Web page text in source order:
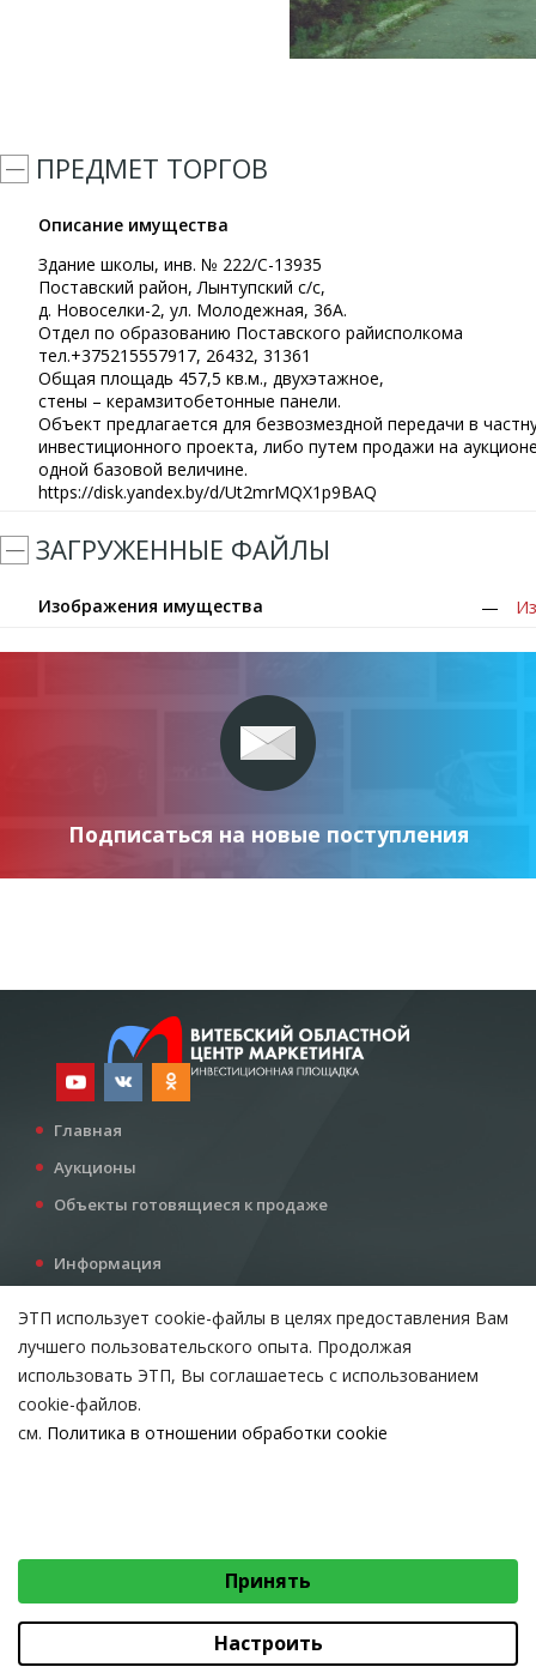
ПРЕДМЕТ ТОРГОВ
Описание имущества
Здание школы, инв. № 222/С-13935
Поставский район, Лынтупский с/с,
д. Новоселки-2, ул. Молодежная, 36А.
Отдел по образованию Поставского райисполкома
тел.+375215557917, 26432, 31361
Общая площадь 457,5 кв.м., двухэтажное,
стены – керамзитобетонные панели.
Объект предлагается для безвозмездной передачи в
инвестиционного проекта, либо путем продажи на
одной базовой величине.
https://disk.yandex.by/d/Ut2mrMQX1p9BAQ
ЗАГРУЖЕННЫЕ ФАЙЛЫ
Изображения имущества
Подписаться на новые поступления
Главная
Аукционы
Объекты готовящиеся к продаже
Информация
Все для инвестора
Контакты
Возникли вопросы?
© 2026 Коммунальное консалтинговое унитарное предприятие
«Витебский областной центр маркетинга» - Все права защищены
авторским правом
Коммунальное консалтинговое унитарное предприятие «Витебский областной
ЭТП использует cookie-файлы в целях предоставления Вам
лучшего пользовательского опыта. Продолжая
использовать ЭТП, Вы соглашаетесь с использованием
cookie-файлов.
см. Политика в отношении обработки cookie
Принять
Настроить